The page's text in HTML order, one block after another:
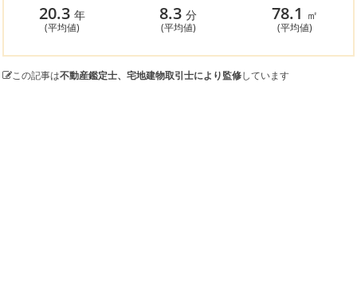
20.3 年
(平均値)
8.3分
(平均値)
78.1 ㎡
(平均値)
この記事は不動産鑑定士、宅地建物取引士により監修しています